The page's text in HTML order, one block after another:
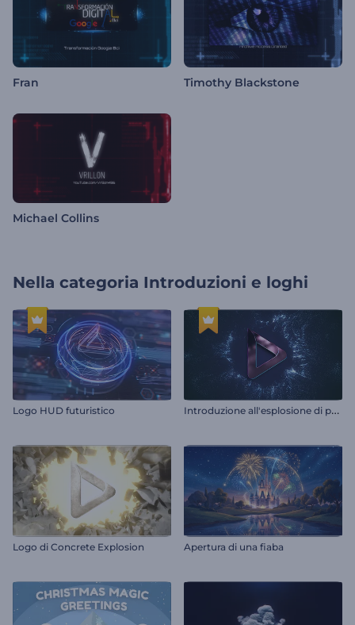
Fran Timothy Blackstone
Michael Collins
Nella categoria Introduzioni e loghi
Logo HUD futuristico I
ntroduzione all'esplosione di particelle radianti
Logo di Concrete Explosion Apertura di una fiaba